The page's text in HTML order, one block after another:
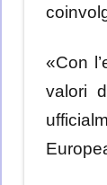
«Con
valori